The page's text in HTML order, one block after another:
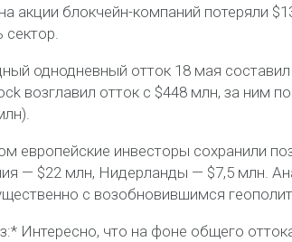
акции блокчейн-компаний потеряли
сектор.
однодневный отток 18 мая
возглавил отток с $448 млн, за ним
европейские инвесторы сохранили
— $22 млн, Нидерланды — $7,5 млн.
с возобновившимся
Интересно, что на фоне общего